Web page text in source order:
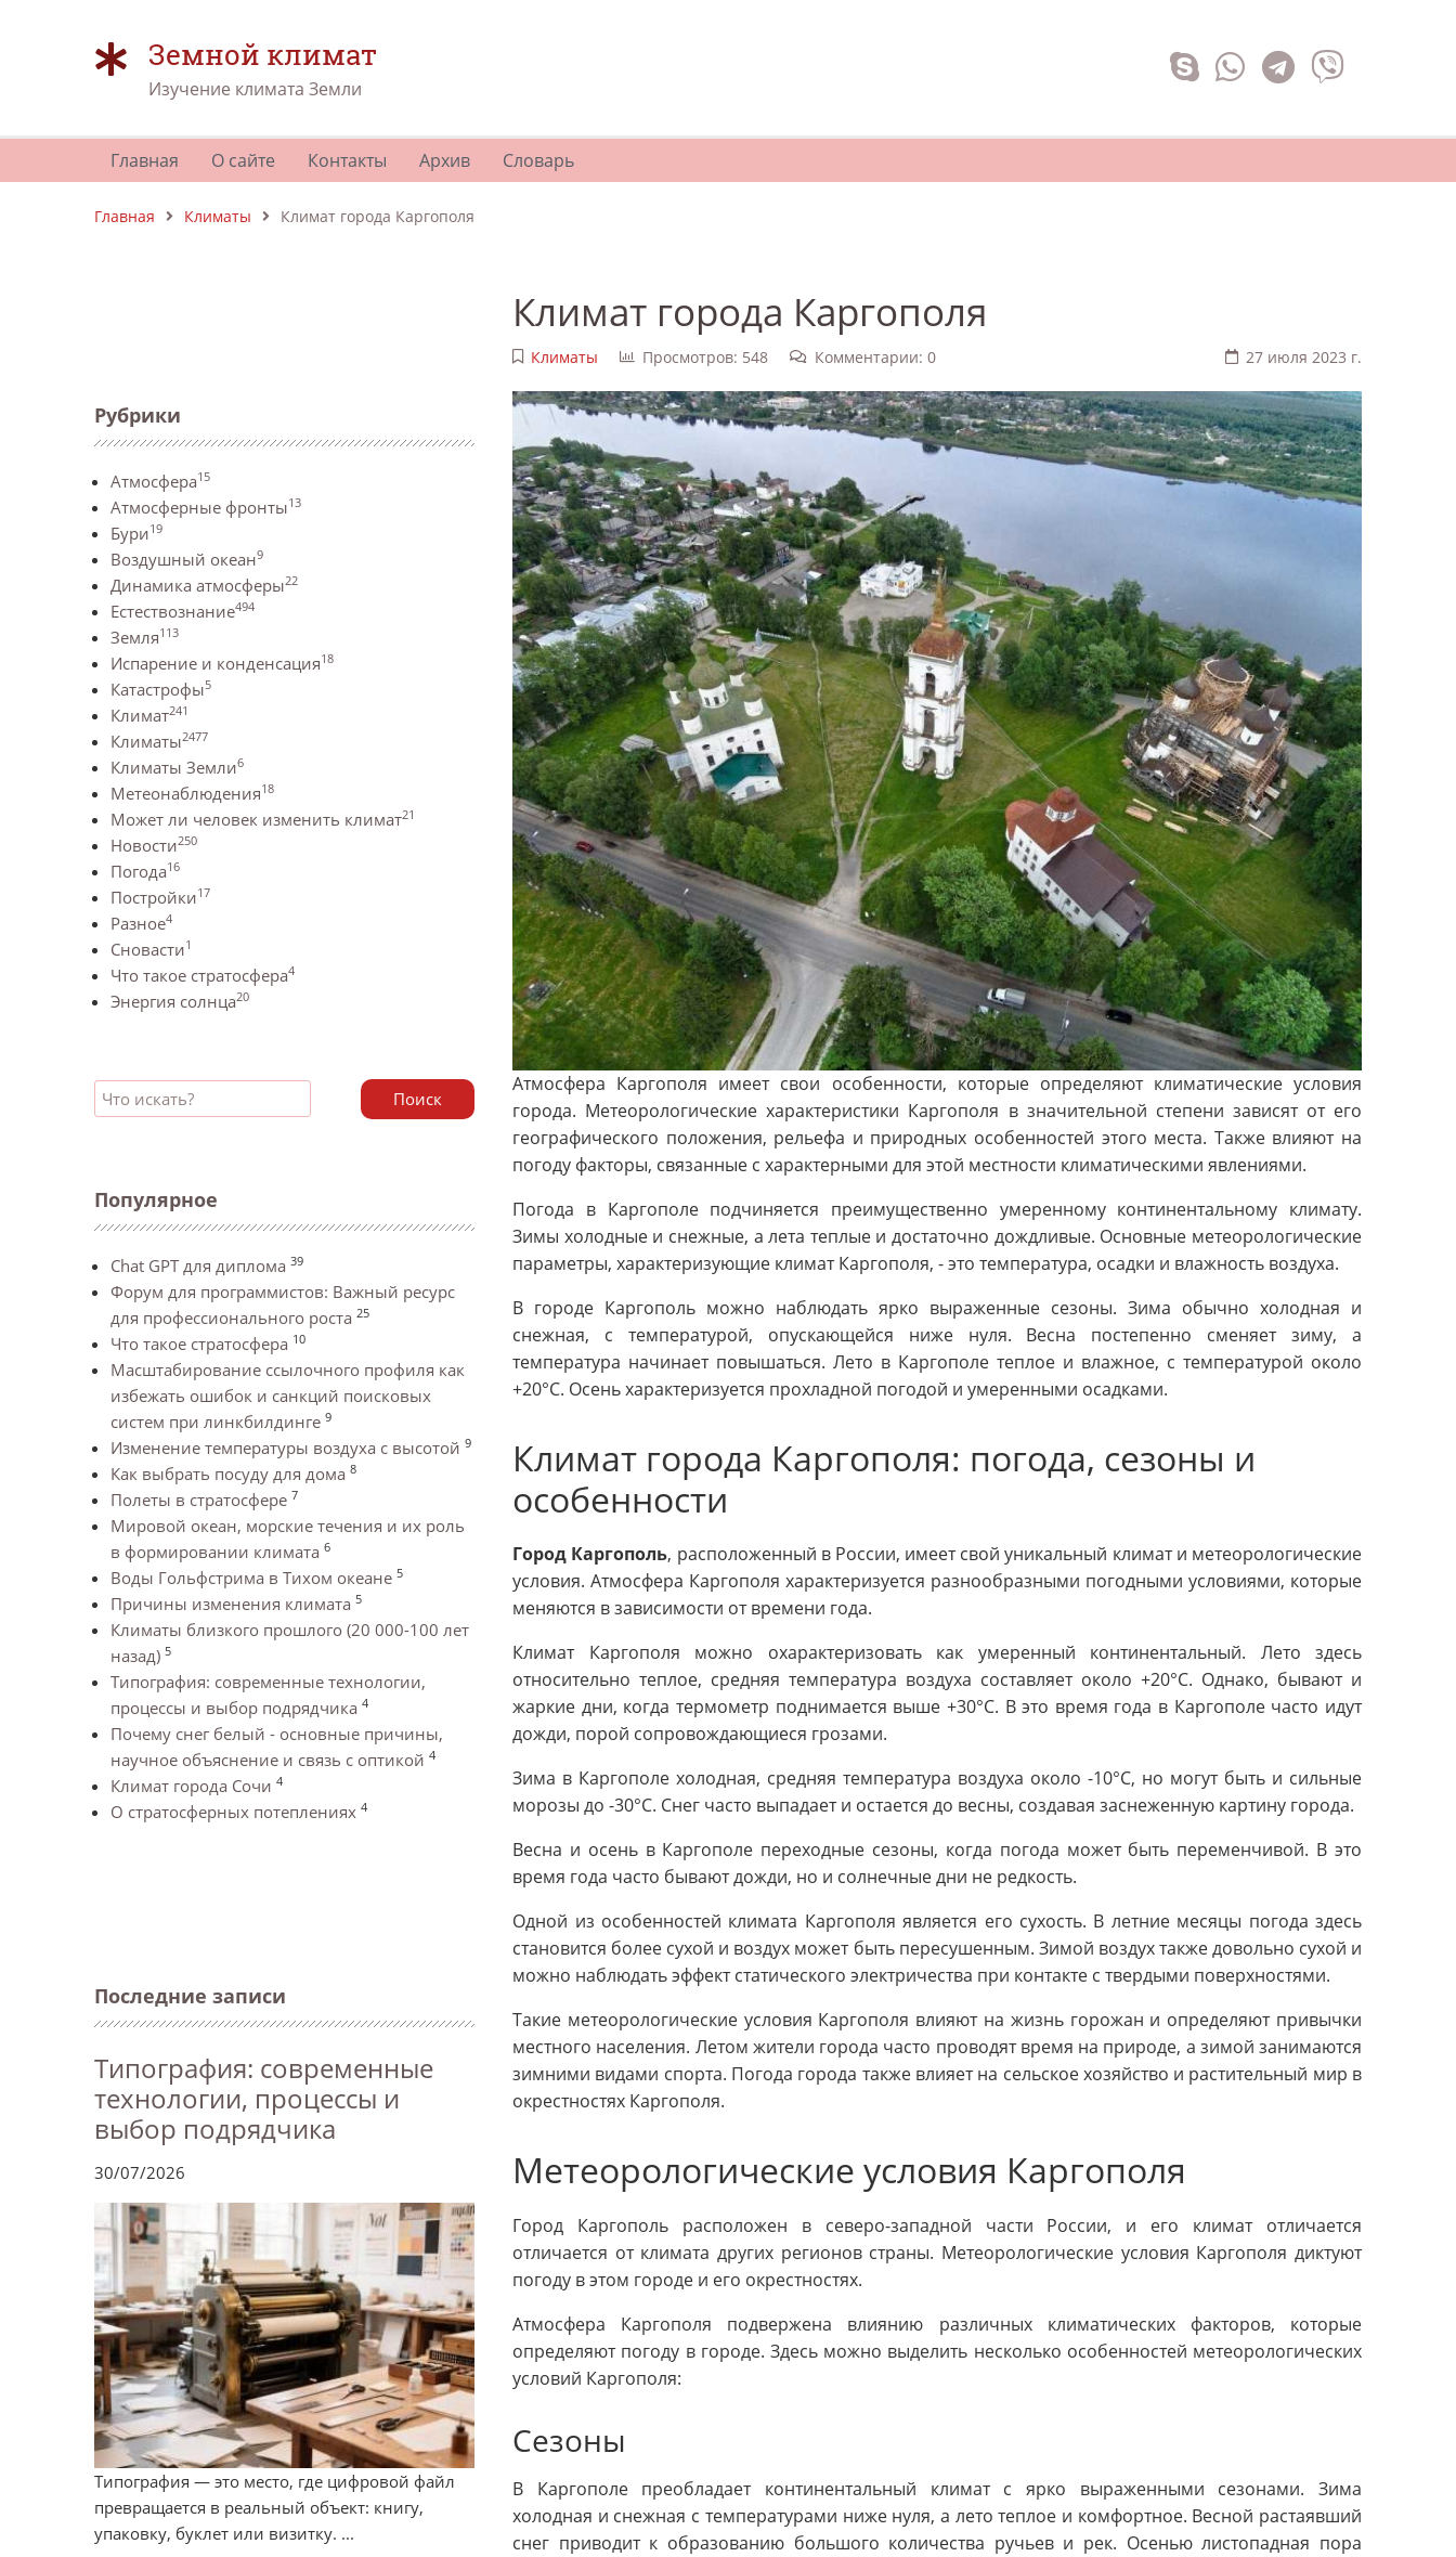
Земной климат
Изучение климата Земли
Главная О сайте Контакты Архив Словарь
Главная Климаты Климат города Каргополя
Рубрики
Атмосфера15
Атмосферные фронты13
Бури19
Воздушный океан9
Динамика атмосферы22
Естествознание494
Земля113
Испарение и конденсация18
Катастрофы5
Климат241
Климаты2477
Климаты Земли6
Метеонаблюдения18
Может ли человек изменить климат21
Новости250
Погода16
Постройки17
Разное4
Сновасти1
Что такое стратосфера4
Энергия солнца20
Поиск
Популярное
Chat GPT для диплома 39
Форум для программистов: Важный ресурс
для профессионального роста 25
Что такое стратосфера 10
Масштабирование ссылочного профиля как
избежать ошибок и санкций поисковых
систем при линкбилдинге 9
Изменение температуры воздуха с высотой 9
Как выбрать посуду для дома 8
Полеты в стратосфере 7
Мировой океан, морские течения и их роль
в формировании климата 6
Воды Гольфстрима в Тихом океане 5
Причины изменения климата 5
Климаты близкого прошлого (20 000-100 лет
назад) 5
Типография: современные технологии,
процессы и выбор подрядчика 4
Почему снег белый - основные причины,
научное объяснение и связь с оптикой 4
Климат города Сочи 4
О стратосферных потеплениях 4
Последние записи
Типография: современные
технологии, процессы и
выбор подрядчика
30/07/2026
Типография — это место, где цифровой файл
превращается в реальный объект: книгу,
упаковку, буклет или визитку. ...
Климат города Каргополя
Климаты Просмотров: 548 Комментарии: 0 27 июля 2023 г.
Атмосфера Каргополя имеет свои особенности, которые определяют климатические условия
города. Метеорологические характеристики Каргополя в значительной степени зависят от его
географического положения, рельефа и природных особенностей этого места. Также влияют на
погоду факторы, связанные с характерными для этой местности климатическими явлениями.
Погода в Каргополе подчиняется преимущественно умеренному континентальному климату.
Зимы холодные и снежные, а лета теплые и достаточно дождливые. Основные метеорологические
параметры, характеризующие климат Каргополя, - это температура, осадки и влажность воздуха.
В городе Каргополь можно наблюдать ярко выраженные сезоны. Зима обычно холодная и
снежная, с температурой, опускающейся ниже нуля. Весна постепенно сменяет зиму, а
температура начинает повышаться. Лето в Каргополе теплое и влажное, с температурой около
+20°C. Осень характеризуется прохладной погодой и умеренными осадками.
Климат города Каргополя: погода, сезоны и
особенности
Город Каргополь, расположенный в России, имеет свой уникальный климат и метеорологические
условия. Атмосфера Каргополя характеризуется разнообразными погодными условиями, которые
меняются в зависимости от времени года.
Климат Каргополя можно охарактеризовать как умеренный континентальный. Лето здесь
относительно теплое, средняя температура воздуха составляет около +20°C. Однако, бывают и
жаркие дни, когда термометр поднимается выше +30°C. В это время года в Каргополе часто идут
дожди, порой сопровождающиеся грозами.
Зима в Каргополе холодная, средняя температура воздуха около -10°C, но могут быть и сильные
морозы до -30°C. Снег часто выпадает и остается до весны, создавая заснеженную картину города.
Весна и осень в Каргополе переходные сезоны, когда погода может быть переменчивой. В это
время года часто бывают дожди, но и солнечные дни не редкость.
Одной из особенностей климата Каргополя является его сухость. В летние месяцы погода здесь
становится более сухой и воздух может быть пересушенным. Зимой воздух также довольно сухой и
можно наблюдать эффект статического электричества при контакте с твердыми поверхностями.
Такие метеорологические условия Каргополя влияют на жизнь горожан и определяют привычки
местного населения. Летом жители города часто проводят время на природе, а зимой занимаются
зимними видами спорта. Погода города также влияет на сельское хозяйство и растительный мир в
окрестностях Каргополя.
Метеорологические условия Каргополя
Город Каргополь расположен в северо-западной части России, и его климат отличается
отличается от климата других регионов страны. Метеорологические условия Каргополя диктуют
погоду в этом городе и его окрестностях.
Атмосфера Каргополя подвержена влиянию различных климатических факторов, которые
определяют погоду в городе. Здесь можно выделить несколько особенностей метеорологических
условий Каргополя:
Сезоны
В Каргополе преобладает континентальный климат с ярко выраженными сезонами. Зима
холодная и снежная с температурами ниже нуля, а лето теплое и комфортное. Весной растаявший
снег приводит к образованию большого количества ручьев и рек. Осенью листопадная пора